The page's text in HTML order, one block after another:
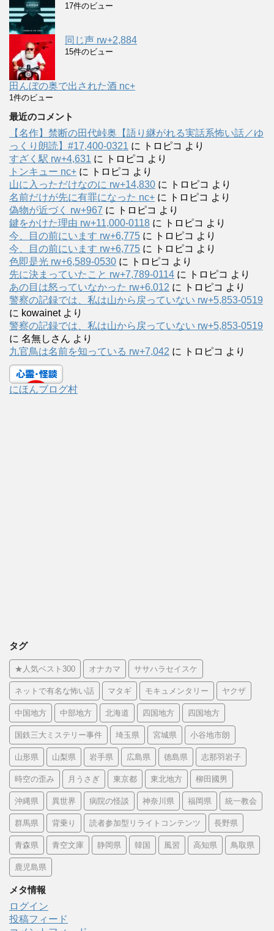
17件のビュー
同じ声 rw+2,884
15件のビュー
田んぼの奥で出された酒 nc+
1件のビュー
最近のコメント
【名作】禁断の田代峠奥【語り継がれる実話系怖い話／ゆ
っくり朗読】#17,400-0321 に トロピコ より
すざく駅 rw+4,631 に トロピコ より
トンキュー nc+ に トロピコ より
山に入っただけなのに rw+14,830 に トロピコ より
名前だけが先に有罪になった nc+ に トロピコ より
偽物が近づく rw+967 に トロピコ より
鍵をかけた理由 rw+11,000-0118 に トロピコ より
今、目の前にいます rw+6,775 に トロピコ より
今、目の前にいます rw+6,775 に トロピコ より
色即是光 rw+6,589-0530 に トロピコ より
先に決まっていたこと rw+7,789-0114 に トロピコ より
あの目は怒っていなかった rw+6.012 に トロピコ より
警察の記録では、私は山から戻っていない rw+5,853-0519
に kowainetより
警察の記録では、私は山から戻っていない rw+5,853-0519
に 名無しさん より
九官鳥は名前を知っている rw+7,042 に トロピコ より
にほんブログ村
タグ
★人気ベスト300 オナカマ ササハラセイスケ
ネットで有名な怖い話 マタギ モキュメンタリー ヤクザ
中国地方 中部地方 北海道 四国地方 四国地方
国鉄三大ミステリー事件 埼玉県 宮城県 小谷地市朗
山形県 山梨県 岩手県 広島県 徳島県 志那羽岩子
時空の歪み 月うさぎ 東京都 東北地方 柳田國男
沖縄県 異世界 病院の怪談 神奈川県 福岡県 統一教会
群馬県 背乗り 読者参加型リライトコンテンツ 長野県
青森県 青空文庫 静岡県 韓国 風習 高知県 鳥取県
鹿児島県
メタ情報
ログイン
投稿フィード